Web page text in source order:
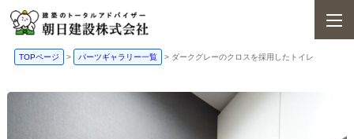
TOPページ > パーツギャラリー一覧 > ダークグレーのクロスを採用したトイレ